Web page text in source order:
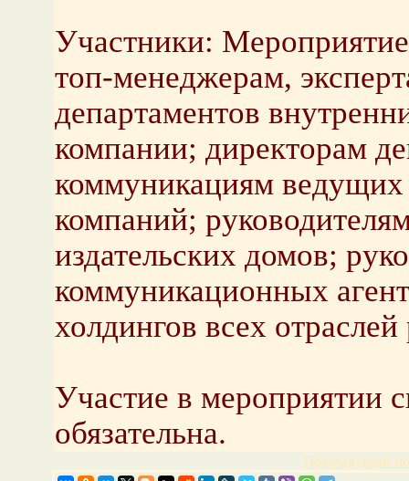
Участники:
топ-менеджерам,
департаментов
компании; директорам
коммуникациям
компаний;
издательских домов;
коммуникационных
холдингов всех
Участие в мероприятии
обязательна.
Предыдущая